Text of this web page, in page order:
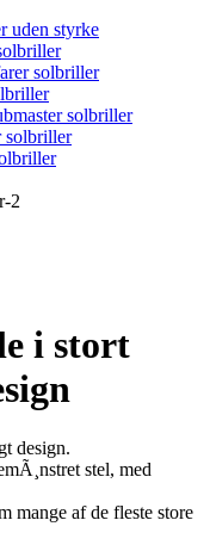
uden styrke
solbriller
solbriller
solbriller
i stort
design.
stel, med
mange af de fleste store